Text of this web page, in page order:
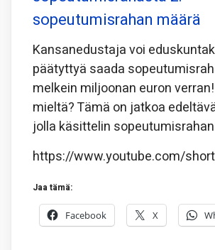
sopeutumisrahan määrä
Kansanedustaja voi
päätyttyä saada
melkein miljoonan euron
mieltä? Tämä on jatkoa
jolla käsittelin
https://www.youtube.com/
Jaa tämä:
Facebook X